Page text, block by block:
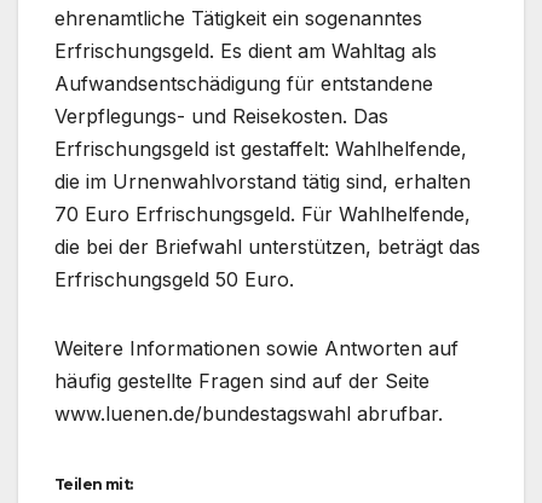
ehrenamtliche Tätigkeit ein sogenanntes
Erfrischungsgeld. Es dient am Wahltag als
Aufwandsentschädigung für entstandene
Verpflegungs- und Reisekosten. Das
Erfrischungsgeld ist gestaffelt: Wahlhelfende,
die im Urnenwahlvorstand tätig sind, erhalten
70 Euro Erfrischungsgeld. Für Wahlhelfende,
die bei der Briefwahl unterstützen, beträgt das
Erfrischungsgeld 50 Euro.
Weitere Informationen sowie Antworten auf
häufig gestellte Fragen sind auf der Seite
www.luenen.de/bundestagswahl abrufbar.
Teilen mit: